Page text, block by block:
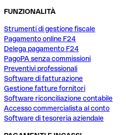
FUNZIONALITÀ
Strumenti di gestione fiscale
Pagamento online F24
Delega pagamento F24
PagoPA senza commissioni
Preventivi professionali
Software di fatturazione
Gestione fatture fornitori
Software riconciliazione contabile
Accesso commercialista al conto
Software di tesoreria aziendale